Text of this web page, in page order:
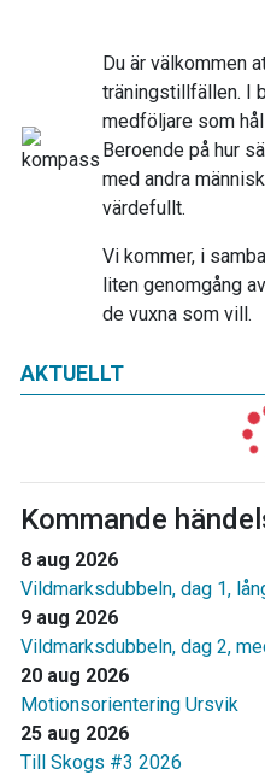
AKTUELLT
Kommande
8 aug 2026
Vildmarksdubbeln, dag 1,
9 aug 2026
Vildmarksdubbeln, dag 2,
20 aug 2026
Motionsorientering Ursvik
25 aug 2026
Till Skogs #3 2026
Du är välkommen
träningstillfällen. I
medföljare som
Beroende på hur
med andra
värdefullt.
Vi kommer, i
liten genomgång
de vuxna som vill.